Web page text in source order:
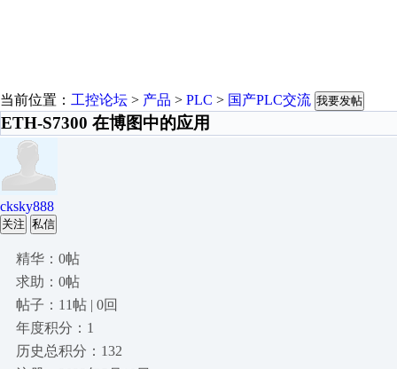
当前位置： 工控论坛 > 产品 > PLC > 国产PLC交流 我要发帖
ETH‐S7300 在博图中的应用
cksky888
关注 私信
精华：0帖
求助：0帖
帖子：11帖 | 0回
年度积分：1
历史总积分：132